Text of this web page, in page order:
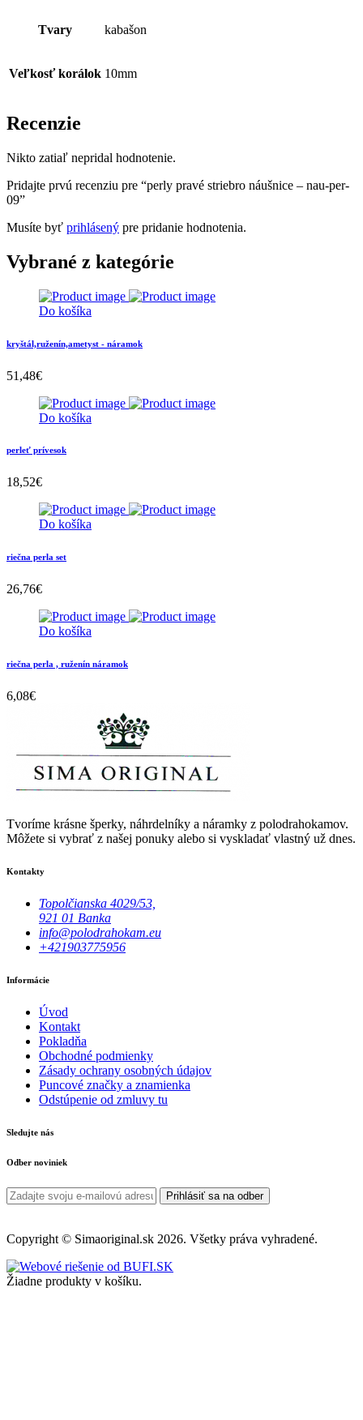
Tvary kabašon
Veľkosť korálok 10mm
Recenzie
Nikto zatiaľ nepridal hodnotenie.
Pridajte prvú recenziu pre “perly pravé striebro náušnice – nau-per-
09”
Musíte byť prihlásený pre pridanie hodnotenia.
Vybrané z kategórie
Do košíka
kryštál,ruženín,ametyst - náramok
51,48€
Do košíka
perleť prívesok
18,52€
Do košíka
riečna perla set
26,76€
Do košíka
riečna perla , ruženín náramok
6,08€
Tvoríme krásne šperky, náhrdelníky a náramky z polodrahokamov.
Môžete si vybrať z našej ponuky alebo si vyskladať vlastný už dnes.
Kontakty
Topolčianska 4029/53,
921 01 Banka
info@polodrahokam.eu
+421903775956
Informácie
Úvod
Kontakt
Pokladňa
Obchodné podmienky
Zásady ochrany osobných údajov
Puncové značky a znamienka
Odstúpenie od zmluvy tu
Sledujte nás
Odber noviniek
Prihlásiť sa na odber
Copyright © Simaoriginal.sk 2026. Všetky práva vyhradené.
Žiadne produkty v košíku.